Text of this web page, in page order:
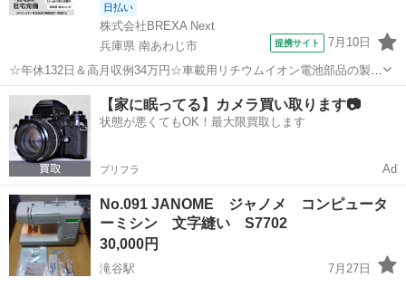
日払い
株式会社BREXA Next
兵庫県 南あわじ市
提携サイト 7月10日
☆年休132日＆高月収例34万円☆車載用リチウムイオン電池部品の製造
／4勤2休でオフも充実♪／家具・家電付き社宅あり＆前払いで生活支援
物資が受け取れる◎／20〜40代男女活躍中！ 車載用リチウムイオン電
池部品の製造 車載用...
兵庫 南あわじ市 その他
【家に眠ってる】カメラ買い取ります📷
状態が悪くてもOK！最大限買取します
プリフラ Ad
No.091 JANOME ジャノメ コンピュータ
ーミシン 文字縫い S7702
30,000円
滝谷駅
7月27日